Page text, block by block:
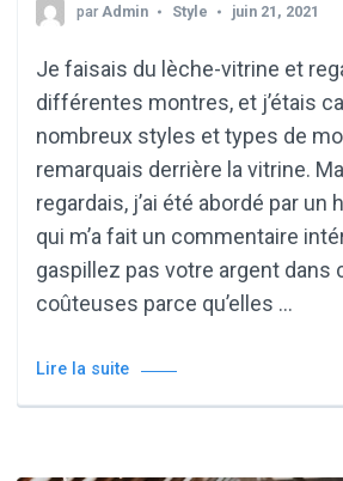
par Admin Style juin 21, 2021
Je faisais du lèche-vitrine et
différentes montres, et j’étais
nombreux styles et types de
remarquais derrière la vitrine.
regardais, j’ai été abordé par un
qui m’a fait un commentaire
gaspillez pas votre argent dans
coûteuses parce qu’elles …
Lire la suite